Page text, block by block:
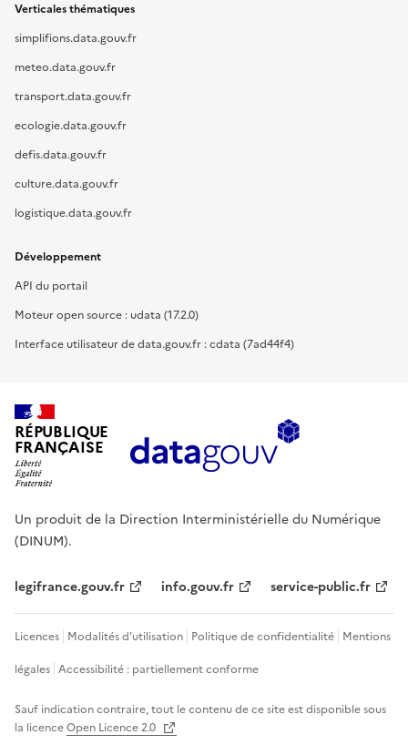
Verticales thématiques
simplifions.data.gouv.fr
meteo.data.gouv.fr
transport.data.gouv.fr
ecologie.data.gouv.fr
defis.data.gouv.fr
culture.data.gouv.fr
logistique.data.gouv.fr
Développement
API du portail
Moteur open source : udata (17.2.0)
Interface utilisateur de data.gouv.fr : cdata (7ad44f4)
RÉPUBLIQUE
FRANÇAISE
Un produit de la Direction Interministérielle du Numérique
(DINUM).
legifrance.gouv.fr info.gouv.fr service-public.fr
Licences Modalités d'utilisation Politique de confidentialité Mentions
légales Accessibilité : partiellement conforme
Sauf indication contraire, tout le contenu de ce site est disponible sous
la licenceOpen Licence 2.0